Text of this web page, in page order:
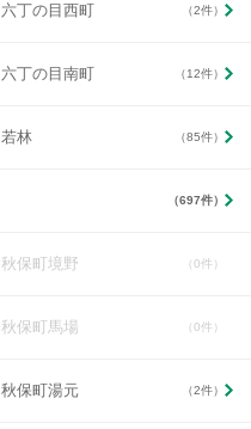
六丁の目西町 （2件）
六丁の目南町 （12件）
若林 （85件）
（697件）
秋保町境野 （0件）
秋保町馬場 （0件）
秋保町湯元 （2件）